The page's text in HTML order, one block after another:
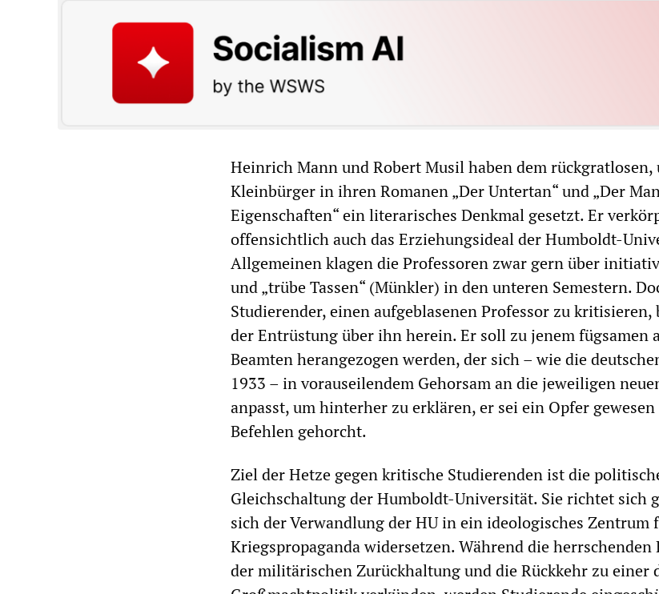
Heinrich Mann und Robert Musil haben dem
Kleinbürger in ihren Romanen „Der Untertan“ und „Der
Eigenschaften“ ein literarisches Denkmal gesetzt. Er
offensichtlich auch das Erziehungsideal der Humboldt-
Allgemeinen klagen die Professoren zwar gern über
und „trübe Tassen“ (Münkler) in den unteren Semestern.
Studierender, einen aufgeblasenen Professor zu
der Entrüstung über ihn herein. Er soll zu jenem fügsamen
Beamten herangezogen werden, der sich – wie die
1933 – in vorauseilendem Gehorsam an die jeweiligen
anpasst, um hinterher zu erklären, er sei ein Opfer
Befehlen gehorcht.
Ziel der Hetze gegen kritische Studierenden ist die
Gleichschaltung der Humboldt-Universität. Sie richtet sich
sich der Verwandlung der HU in ein ideologisches Zentrum
Kriegspropaganda widersetzen. Während die herrschenden
der militärischen Zurückhaltung und die Rückkehr zu einer